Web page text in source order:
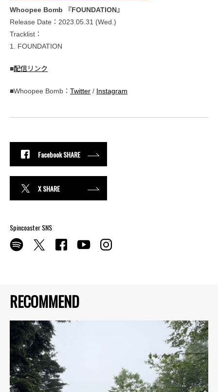
RECOMMEND
Whoopee Bomb 『FOUNDATION』
Release Date：2023.05.31 (Wed.)
Tracklist：
1. FOUNDATION
■配信リンク
■Whoopee Bomb： Twitter / Instagram
Facebook SHARE
X SHARE
Spincoaster SNS